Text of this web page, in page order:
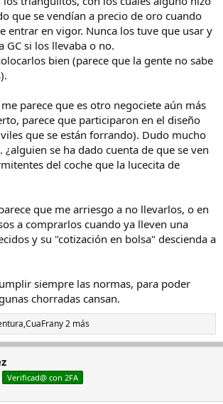
que se vendían a precio de oro cuando
entrar en vigor. Nunca los tuve que usar y
GC si los llevaba o no.
bien (parece que la gente no sabe
parece que es otro negociete aún más
parece que participaron en el diseño
que se están forrando). Dudo mucho
¿alguien se ha dado cuenta de que se ven
del coche que la lucecita de
que me arriesgo a no llevarlos, o en
a comprarlos cuando ya lleven una
y su "cotización en bolsa" descienda a
siempre las normas, para poder
chorradas cansan.
,CuaFrany 2 más
Verificad@ con 2FA